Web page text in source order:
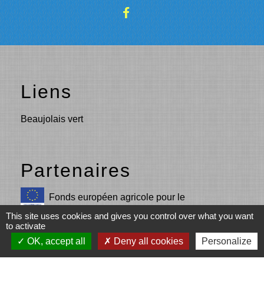
Liens
Beaujolais vert
Partenaires
Fonds européen agricole pour le
développement rural (Union européenne)
L’Europe s’engage en Région Auvergne-
This site uses cookies and gives you control over what you want
to activate
OK, accept all
Deny all cookies Personalize